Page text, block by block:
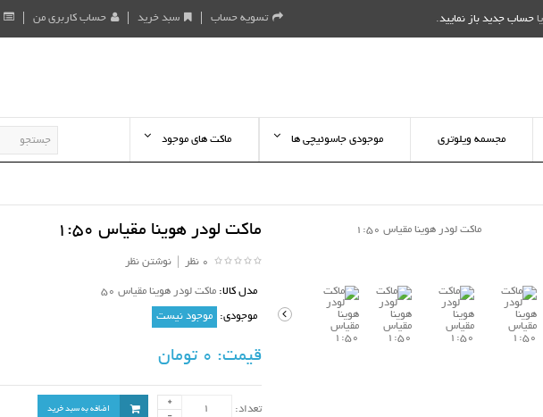
حساب جدید باز نمایید. حساب کاربری من سبد خرید تسویه حساب
مجسمه ویلوتری موجودی جاسوئیچی ها ماکت های موجود
ماکت لودر هوینا مقیاس 1:50
0 نظر |نوشتن نظر
مدل کالا: ماکت لودر هوینا مقیاس 50
موجودی: موجود نیست
قیمت:
تعداد: اضافه به سبد خرید